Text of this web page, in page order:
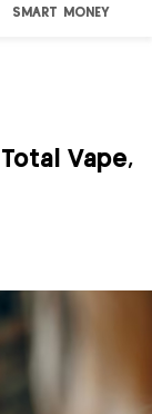
SMART MONEY
Vape,